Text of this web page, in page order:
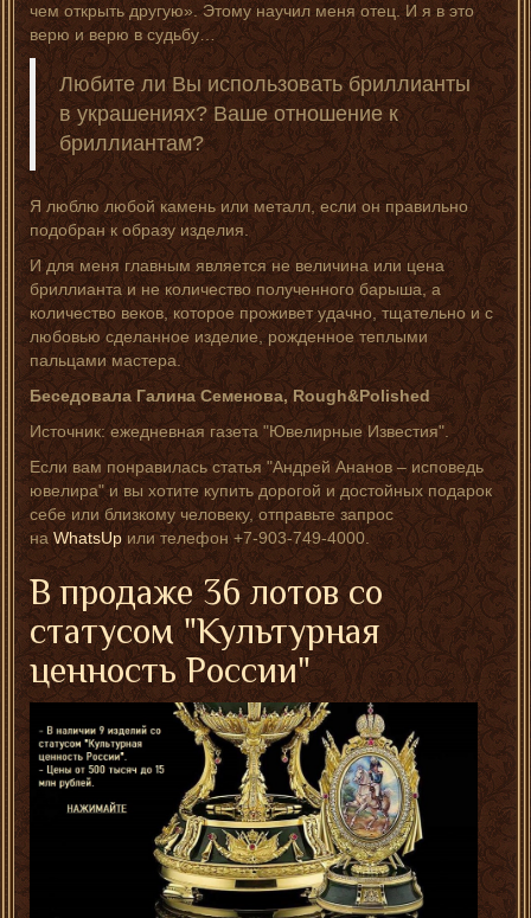
чем открыть другую». Этому научил меня отец. И я в это
верю и верю в судьбу…
Любите ли Вы использовать бриллианты
в украшениях? Ваше отношение к
бриллиантам?
Я люблю любой камень или металл, если он правильно
подобран к образу изделия.
И для меня главным является не величина или цена
бриллианта и не количество полученного барыша, а
количество веков, которое проживет удачно, тщательно и с
любовью сделанное изделие, рожденное теплыми
пальцами мастера.
Беседовала Галина Семенова, Rough&Polished
Источник: ежедневная газета "Ювелирные Известия".
Если вам понравилась статья "Андрей Ананов – исповедь
ювелира" и вы хотите купить дорогой и достойных подарок
себе или близкому человеку, отправьте запрос
наWhatsUpили телефон +7-903-749-4000.
В продаже 36 лотов со
статусом "Культурная
ценность России"